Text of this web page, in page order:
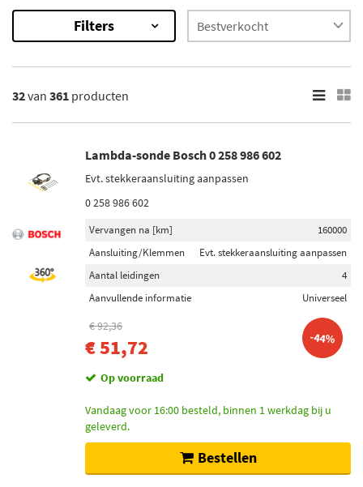
9-5
900
9000
×
Resultaten
Maxgear (8)
Denso (11)
Categorieën
Lambda-sonde (357)
Roetsensor (1)
Filters
32van 361 producten
Lambda-sonde Bosch 0 258 986 602
Evt. stekkeraansluiting aanpassen
0 258 986 602
Vervangen na [km]
160000
Aansluiting/Klemmen
Evt. stekkeraansluiting aanpassen
Aantal leidingen
4
Aanvullende informatie
Universeel
€ 92,36
€ 51,72 -44%
Op voorraad
Vandaag voor 16:00 besteld, binnen 1 werkdag bij u
geleverd.
Bestellen